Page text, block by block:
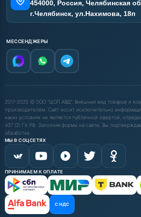
454000, Россия, Челябинская
г.Челябинск, ул.Нахимова, 18п
МЕССЕНДЖЕРЫ
2017-2025 © ООО "ШОП АВД". Внешний вид товаров и
производителем. Сайт носит исключительно
каких условиях не является публичной офертой,
437 (2) ГК РФ. Заполняя формы на сайте, Вы
обработки.
МЫ В СОЦСЕТЯХ
ПРИНИМАЕМ К ОПЛАТЕ
С НДС